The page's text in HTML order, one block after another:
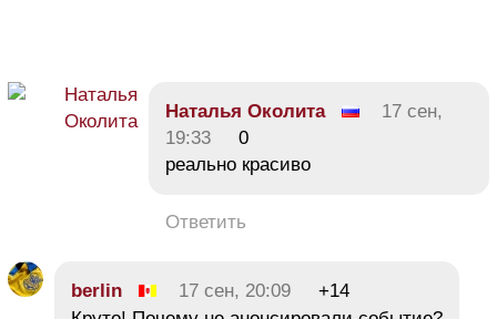
Наталья Околита
17 сен,
19:33
0
реально красиво
Ответить
berlin 17 сен, 20:09
+14